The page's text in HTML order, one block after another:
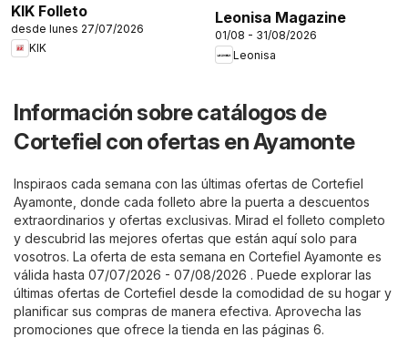
KIK Folleto
desde lunes 27/07/2026
KIK
Leonisa Magazine
01/08 - 31/08/2026
Leonisa
Información sobre catálogos de
Cortefiel con ofertas en Ayamonte
Inspiraos cada semana con las últimas ofertas de Cortefiel
Ayamonte, donde cada folleto abre la puerta a descuentos
extraordinarios y ofertas exclusivas. Mirad el folleto completo
y descubrid las mejores ofertas que están aquí solo para
vosotros. La oferta de esta semana en Cortefiel Ayamonte es
válida hasta 07/07/2026 - 07/08/2026 . Puede explorar las
últimas ofertas de Cortefiel desde la comodidad de su hogar y
planificar sus compras de manera efectiva. Aprovecha las
promociones que ofrece la tienda en las páginas 6.